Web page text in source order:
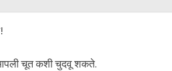
आपली चूत कशी चुदवू शकते.